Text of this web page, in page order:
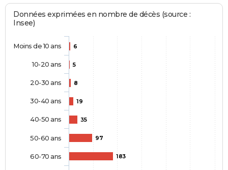
Données exprimées en nombre de décès (source :
Insee)
6
5
8
19
35
97
183
Moins de 10 ans
10-20 ans
20-30 ans
30-40 ans
40-50 ans
50-60 ans
60-70 ans